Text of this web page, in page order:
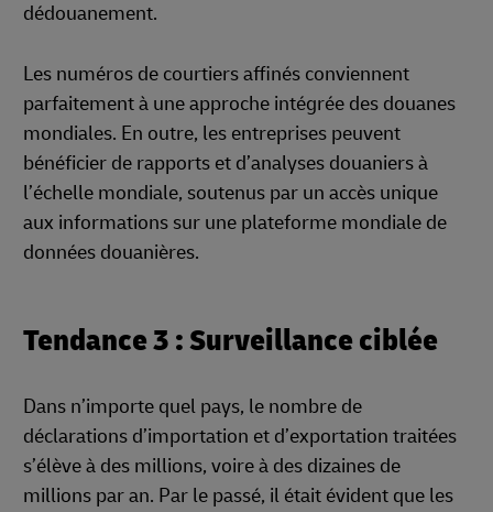
dédouanement.
Les numéros de courtiers affinés conviennent
parfaitement à une approche intégrée des douanes
mondiales. En outre, les entreprises peuvent
bénéficier de rapports et d’analyses douaniers à
l’échelle mondiale, soutenus par un accès unique
aux informations sur une plateforme mondiale de
données douanières.
Tendance 3 : Surveillance ciblée
Dans n’importe quel pays, le nombre de
déclarations d’importation et d’exportation traitées
s’élève à des millions, voire à des dizaines de
millions par an. Par le passé, il était évident que les